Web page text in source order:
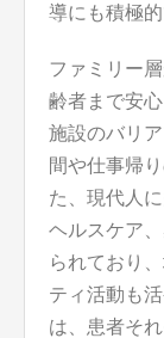
導にも積極的
ファミリー
齢者まで安
施設のバリ
間や仕事帰
た、現代人
ヘルスケア
られており
ティ活動も
は、患者そ